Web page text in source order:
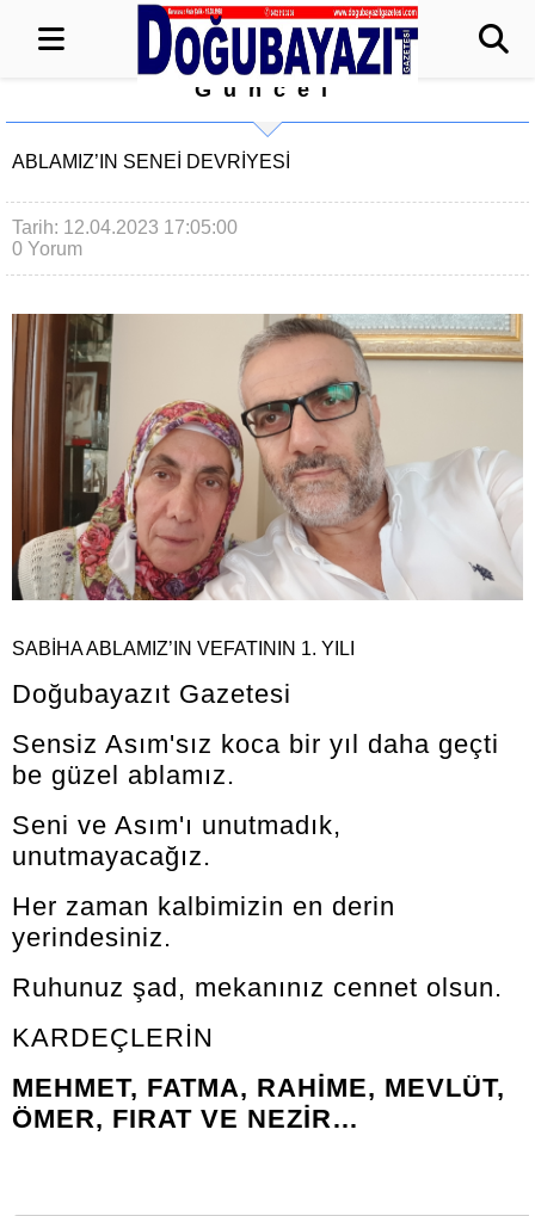
Güncel
ABLAMIZ’IN SENEİ DEVRİYESİ
Tarih: 12.04.2023 17:05:00
0 Yorum
SABİHA ABLAMIZ’IN VEFATININ 1. YILI
Doğubayazıt Gazetesi
Sensiz Asım'sız koca bir yıl daha geçti
be güzel ablamız.
Seni ve Asım'ı unutmadık,
unutmayacağız.
Her zaman kalbimizin en derin
yerindesiniz.
Ruhunuz şad, mekanınız cennet olsun.
KARDEÇLERİN
MEHMET, FATMA, RAHİME, MEVLÜT,
ÖMER, FIRAT VE NEZİR…